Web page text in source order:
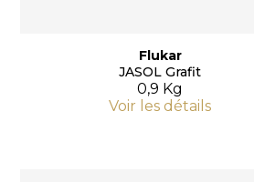
Flukar
JASOL Grafit
0,9 Kg
Voir les détails